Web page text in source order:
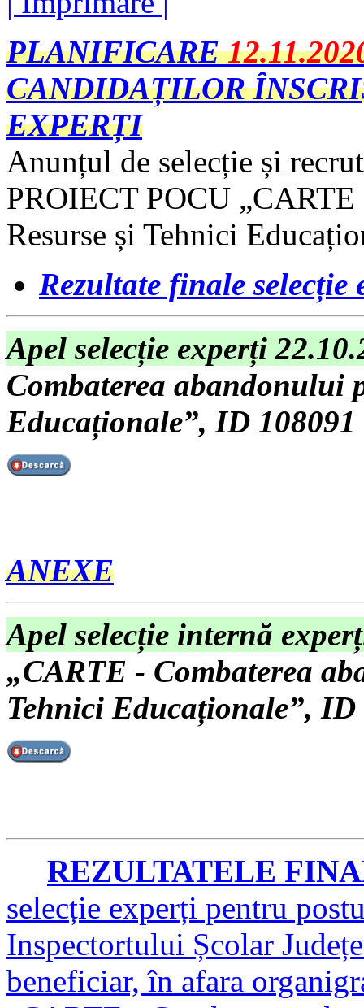
PLANIFICARE
CANDIDAȚILOR
EXPERȚI
Anunțul de selecție și
PROIECT POCU
Resurse și Tehnici
Rezultate finale selecție
Apel selecție experți
Combaterea abandonului
Educaționale”, ID 108091
ANEXE
Apel selecție internă
„CARTE - Combaterea
Tehnici Educaționale”, ID
REZULTATELE
selecție experți pentru
Inspectortului Școlar
beneficiar, în afara